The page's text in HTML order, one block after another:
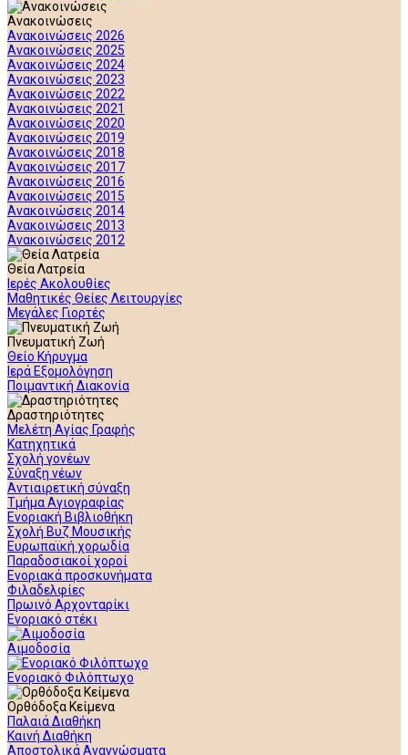
Ανακοινώσεις
Ανακοινώσεις 2026
Ανακοινώσεις 2025
Ανακοινώσεις 2024
Ανακοινώσεις 2023
Ανακοινώσεις 2022
Ανακοινώσεις 2021
Ανακοινώσεις 2020
Ανακοινώσεις 2019
Ανακοινώσεις 2018
Ανακοινώσεις 2017
Ανακοινώσεις 2016
Ανακοινώσεις 2015
Ανακοινώσεις 2014
Ανακοινώσεις 2013
Ανακοινώσεις 2012
Θεία Λατρεία
Ιερές Ακολουθίες
Μαθητικές Θείες Λειτουργίες
Μεγάλες Γιορτές
Πνευματική Ζωή
Θείο Κήρυγμα
Ιερά Εξομολόγηση
Ποιμαντική Διακονία
Δραστηριότητες
Μελέτη Αγίας Γραφής
Κατηχητικά
Σχολή γονέων
Σύναξη νέων
Αντιαιρετική σύναξη
Τμήμα Αγιογραφίας
Ενοριακή Βιβλιοθήκη
Σχολή Βυζ Μουσικής
Ευρωπαϊκή χορωδία
Παραδοσιακοί χοροί
Ενοριακά προσκυνήματα
Φιλαδελφίες
Πρωινό Αρχονταρίκι
Ενοριακό στέκι
Αιμοδοσία
Ενοριακό Φιλόπτωχο
Ορθόδοξα Κείμενα
Παλαιά Διαθήκη
Καινή Διαθήκη
Αποστολικά Αναγνώσματα